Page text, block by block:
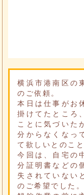
横浜市港南区の
のご依頼。
本日は仕事がお
掛けてたところ
ことに気づいた
分からなくなっ
て欲しいとのこと
今回は、自宅の
分証明書などの
失されていない
のご希望でした。